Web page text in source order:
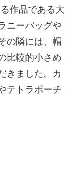
作品である大
ニーバッグや
の隣には、帽
比較的小さめ
きました。カ
テトラポーチ